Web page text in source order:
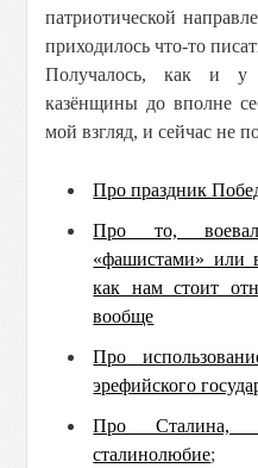
патриотической
приходилось что-то
Получалось, как и
казёнщины до вполне
мой взгляд, и сейчас не
Про праздник
Про то,
«фашистами» или
как нам стоит
вообще
Про
эрефийского
Про Сталина,
сталинолюбие;